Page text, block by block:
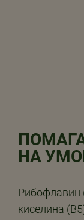
НА
Рибофлавин
киселина